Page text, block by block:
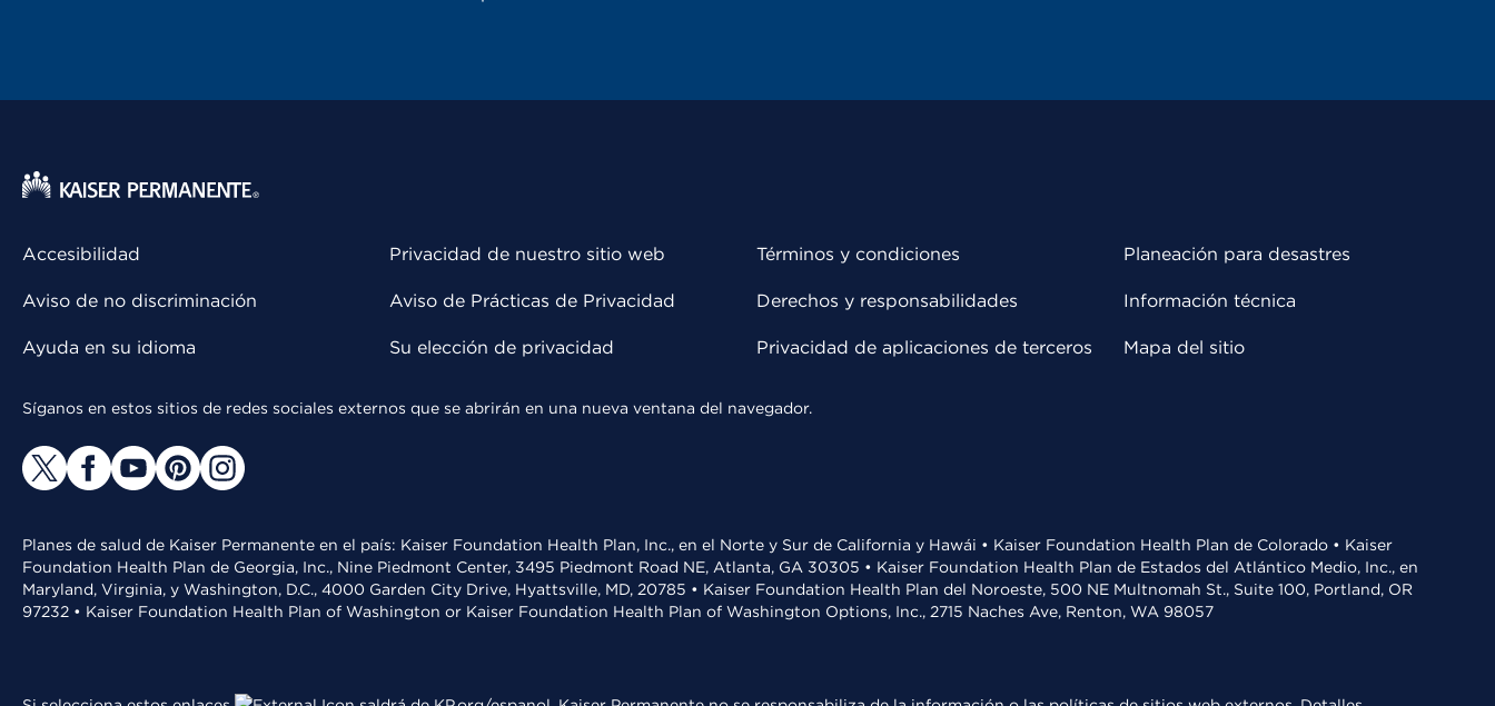
Accesibilidad
Aviso de no discriminación
Ayuda en su idioma
Privacidad de nuestro sitio web
Aviso de Prácticas de Privacidad
Su elección de privacidad
Términos y condiciones
Derechos y responsabilidades
Privacidad de aplicaciones de terceros
Planeación para desastres
Información técnica
Mapa del sitio
Síganos en estos sitios de redes sociales externos que se abrirán en una nueva ventana del navegador.
Planes de salud de Kaiser Permanente en el país: Kaiser Foundation Health Plan, Inc., en el Norte y Sur de California y Hawái • Kaiser Foundation Health Plan de Colorado • Kaiser
Foundation Health Plan de Georgia, Inc., Nine Piedmont Center, 3495 Piedmont Road NE, Atlanta, GA 30305 • Kaiser Foundation Health Plan de Estados del Atlántico Medio, Inc., en
Maryland, Virginia, y Washington, D.C., 4000 Garden City Drive, Hyattsville, MD, 20785 • Kaiser Foundation Health Plan del Noroeste, 500 NE Multnomah St., Suite 100, Portland, OR
97232 • Kaiser Foundation Health Plan of Washington or Kaiser Foundation Health Plan of Washington Options, Inc., 2715 Naches Ave, Renton, WA 98057